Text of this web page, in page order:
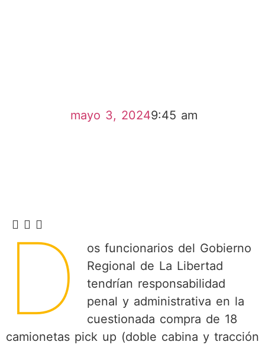
mayo 3, 20249:45 am
D
os funcionarios del Gobierno
Regional de La Libertad
tendrían responsabilidad
penal y administrativa en la
cuestionada compra de 18
camionetas pick up (doble cabina y tracción